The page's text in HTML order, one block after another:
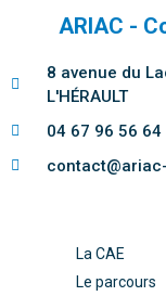
ARIAC -
8 avenue du
L'HÉRAULT
04 67 96 56 64
La CAE
Le parcours